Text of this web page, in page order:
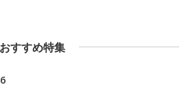
おすすめ特集